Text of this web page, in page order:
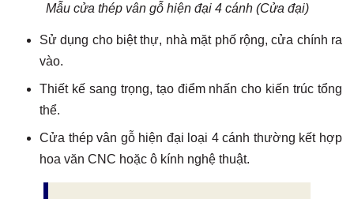
Mẫu cửa thép vân gỗ hiện đại 4 cánh (Cửa đại)
Sử dụng cho biệt thự, nhà mặt phố rộng, cửa chính ra
vào.
Thiết kế sang trọng, tạo điểm nhấn cho kiến trúc tổng
thể.
Cửa thép vân gỗ hiện đại loại 4 cánh thường kết hợp
hoa văn CNC hoặc ô kính nghệ thuật.